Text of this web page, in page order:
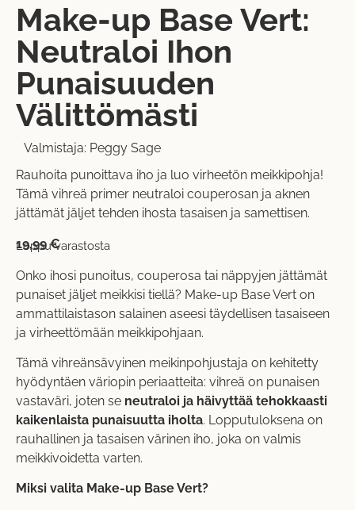
Make-up Base Vert:
Neutraloi Ihon
Punaisuuden
Välittömästi
Valmistaja: Peggy Sage
Rauhoita punoittava iho ja luo virheetön meikkipohja!
Tämä vihreä primer neutraloi couperosan ja aknen
jättämät jäljet tehden ihosta tasaisen ja samettisen.
19,99€
Loppu varastosta
Onko ihosi punoitus, couperosa tai näppyjen jättämät
punaiset jäljet meikkisi tiellä? Make-up Base Vert on
ammattilaistason salainen aseesi täydellisen tasaiseen
ja virheettömään meikkipohjaan.
Tämä vihreänsävyinen meikinpohjustaja on kehitetty
hyödyntäen väriopin periaatteita: vihreä on punaisen
vastaväri, joten se neutraloi ja häivyttää tehokkaasti
kaikenlaista punaisuutta iholta. Lopputuloksena on
rauhallinen ja tasaisen värinen iho, joka on valmis
meikkivoidetta varten.
Miksi valita Make-up Base Vert?